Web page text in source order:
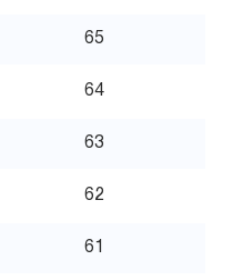
65
64
63
62
61